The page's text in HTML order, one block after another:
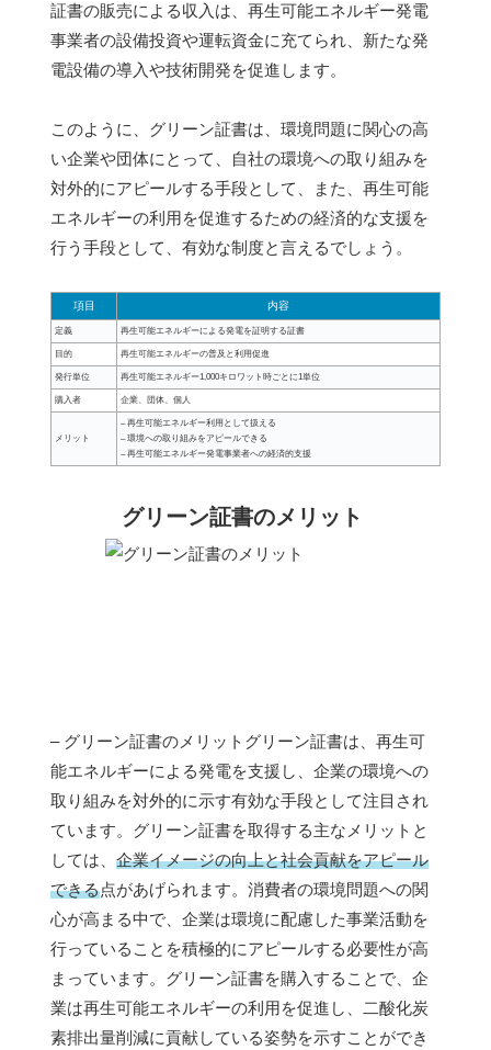
証書の販売による収入は、再生可能エネルギー発電
事業者の設備投資や運転資金に充てられ、新たな発
電設備の導入や技術開発を促進します。
このように、グリーン証書は、環境問題に関心の高
い企業や団体にとって、自社の環境への取り組みを
対外的にアピールする手段として、また、再生可能
エネルギーの利用を促進するための経済的な支援を
行う手段として、有効な制度と言えるでしょう。
項目 内容
定義 再生可能エネルギーによる発電を証明する証書
目的 再生可能エネルギーの普及と利用促進
発行単位 再生可能エネルギー1,000キロワット時ごとに1単位
購入者 企業、団体、個人
メリット
– 再生可能エネルギー利用として扱える
– 環境への取り組みをアピールできる
– 再生可能エネルギー発電事業者への経済的支援
グリーン証書のメリット
– グリーン証書のメリットグリーン証書は、再生可
能エネルギーによる発電を支援し、企業の環境への
取り組みを対外的に示す有効な手段として注目され
ています。グリーン証書を取得する主なメリットと
しては、 企業イメージの向上と社会貢献をアピール
できる点があげられます。消費者の環境問題への関
心が高まる中で、企業は環境に配慮した事業活動を
行っていることを積極的にアピールする必要性が高
まっています。グリーン証書を購入することで、企
業は再生可能エネルギーの利用を促進し、二酸化炭
素排出量削減に貢献している姿勢を示すことができ